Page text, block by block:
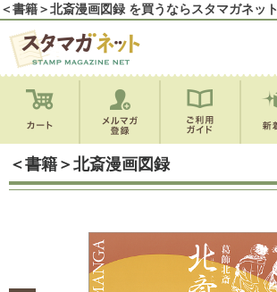
＜書籍＞北斎漫画図録 を買うならスタマガネット
＜書籍＞北斎漫画図録